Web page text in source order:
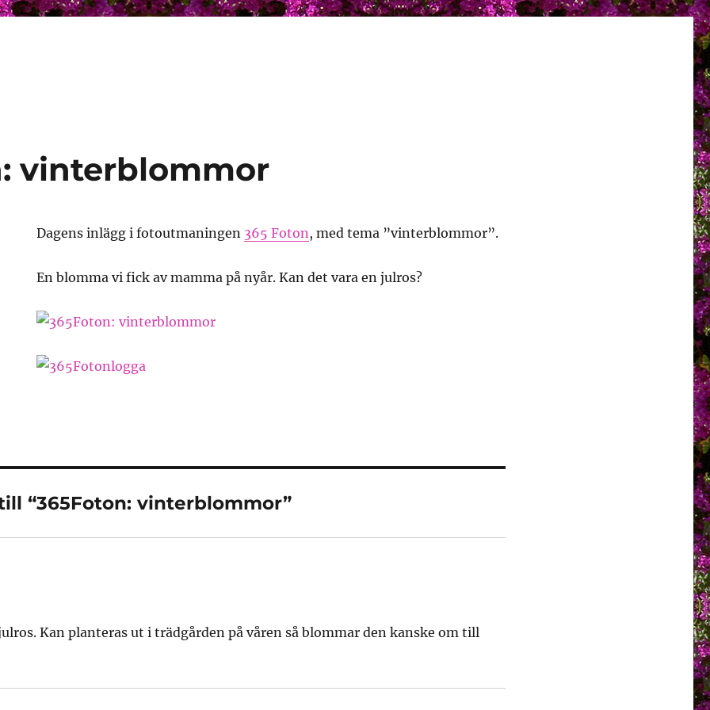
vinterblommor
Dagens inlägg i fotoutmaningen 365 Foton, med tema ”vinterblommor”.
En blomma vi fick av mamma på nyår. Kan det vara en julros?
“365Foton: vinterblommor”
Kan planteras ut i trädgården på våren så blommar den kanske om till